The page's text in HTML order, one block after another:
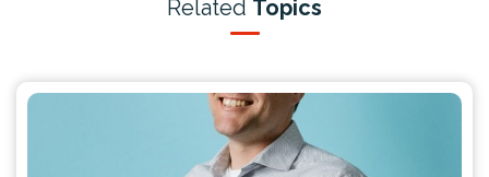
Related Topics